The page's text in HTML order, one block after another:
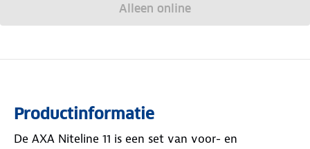
Alleen online
Productinformatie
De AXA Niteline 11 is een set van voor- en